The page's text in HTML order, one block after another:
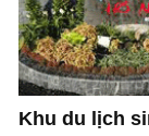
Khu du lịch